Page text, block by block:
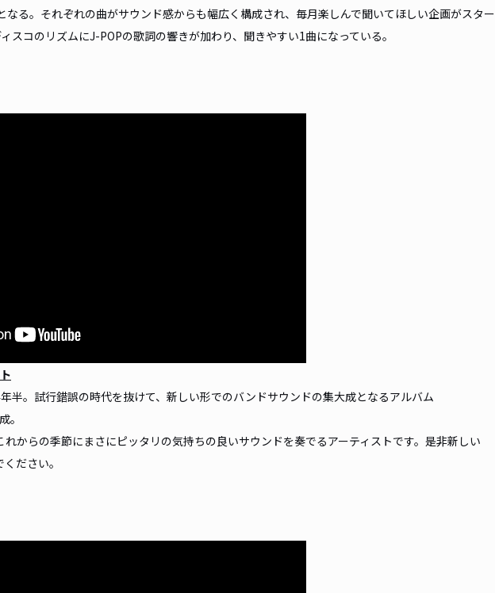
なる。それぞれの曲がサウンド感からも幅広く構成され、毎月楽しんで聞いてほしい企画がスター
スコのリズムにJ-POPの歌詞の響きが加わり、聞きやすい1曲になっている。
半。試行錯誤の時代を抜けて、新しい形でのバンドサウンドの集大成となるアルバム
。
れからの季節にまさにピッタリの気持ちの良いサウンドを奏でるアーティストです。是非新しい
ださい。